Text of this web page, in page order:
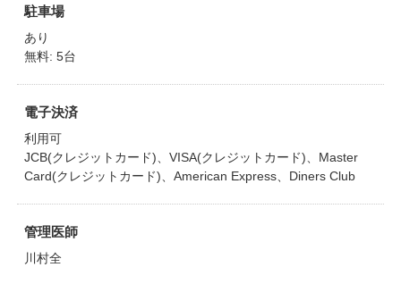
駐車場
あり
無料: 5台
電子決済
利用可
JCB(クレジットカード)、VISA(クレジットカード)、Master
Card(クレジットカード)、American Express、Diners Club
管理医師
川村全